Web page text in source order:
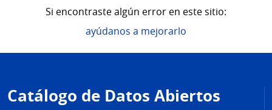
Si encontraste algún error en este sitio:
ayúdanos a mejorarlo
deCatálogo de Datos Abiertos